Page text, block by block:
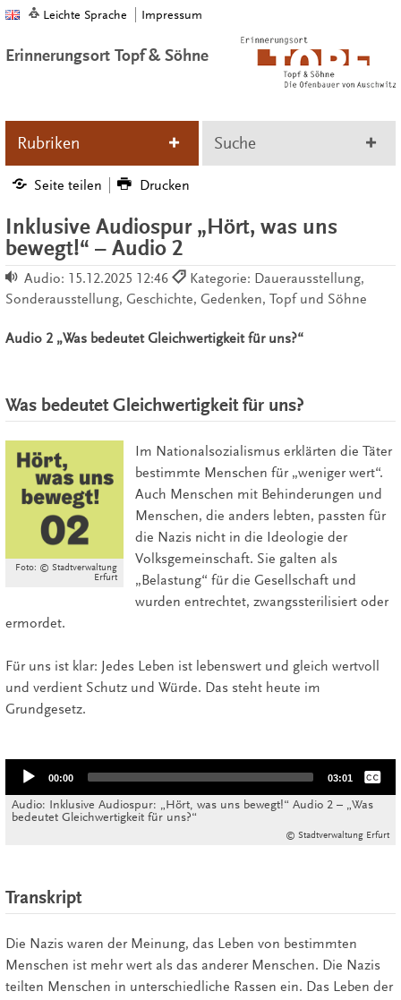
Leichte Sprache Impressum
Erinnerungsort Topf & Söhne
Rubriken Suche
Seite teilen Drucken
Inklusive Audiospur „Hört, was uns
bewegt!“ – Audio 2
Audio: 15.12.2025 12:46
Kategorie: Dauerausstellung,
Sonderausstellung, Geschichte, Gedenken, Topf und Söhne
Audio 2 „Was bedeutet Gleichwertigkeit für uns?“
Was bedeutet Gleichwertigkeit für uns?
Foto: © Stadtverwaltung
Erfurt
Im Nationalsozialismus erklärten die Täter
bestimmte Menschen für „weniger wert“.
Auch Menschen mit Behinderungen und
Menschen, die anders lebten, passten für
die Nazis nicht in die Ideologie der
Volksgemeinschaft. Sie galten als
„Belastung“ für die Gesellschaft und
wurden entrechtet, zwangssterilisiert oder
ermordet.
Für uns ist klar: Jedes Leben ist lebenswert und gleich wertvoll
und verdient Schutz und Würde. Das steht heute im
Grundgesetz.
Player
00:00 03:01
None
Audio: Inklusive Audiospur: „Hört, was uns bewegt!“ Audio 2 – „Was
bedeutet Gleichwertigkeit für uns?“
© Stadtverwaltung Erfurt
Transkript
Die Nazis waren der Meinung, das Leben von bestimmten
Menschen ist mehr wert als das anderer Menschen. Die Nazis
teilten Menschen in unterschiedliche Rassen ein. Das Leben der